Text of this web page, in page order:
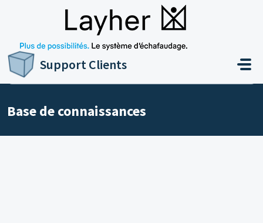
Support Clients
Accueil Base de connaissances
Base de connaissances